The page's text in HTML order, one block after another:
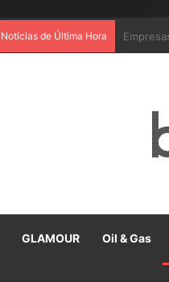
Notícias de Última Hora Em
GLAMOUR Oil & Gas